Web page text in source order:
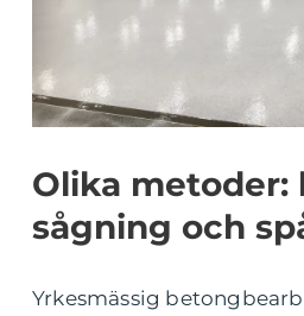
Olika metoder:
sågning och
Yrkesmässig